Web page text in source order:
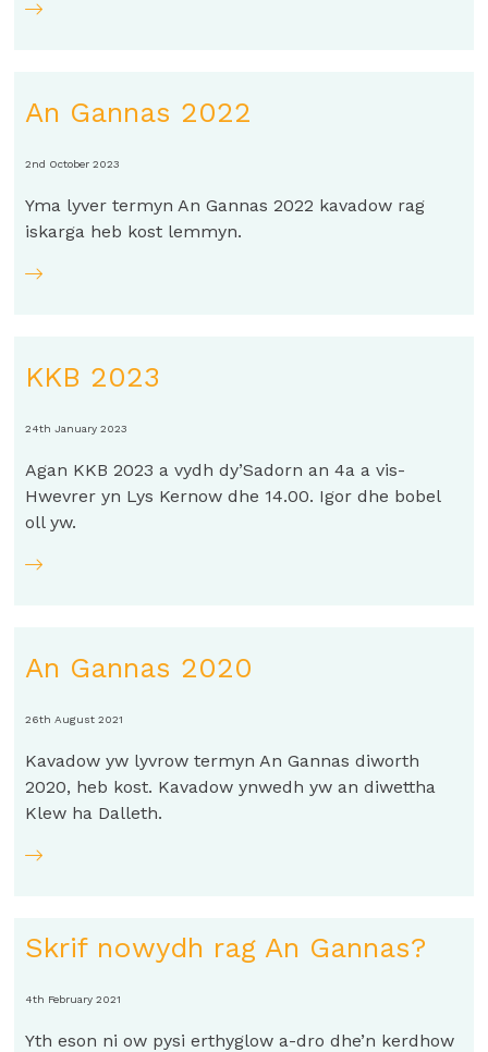
An Gannas 2022
2nd October 2023
Yma lyver termyn An Gannas 2022 kavadow rag
iskarga heb kost lemmyn.
KKB 2023
24th January 2023
Agan KKB 2023 a vydh dy’Sadorn an 4a a vis-
Hwevrer yn Lys Kernow dhe 14.00. Igor dhe bobel
oll yw.
An Gannas 2020
26th August 2021
Kavadow yw lyvrow termyn An Gannas diworth
2020, heb kost. Kavadow ynwedh yw an diwettha
Klew ha Dalleth.
Skrif nowydh rag An Gannas?
4th February 2021
Yth eson ni ow pysi erthyglow a-dro dhe’n kerdhow